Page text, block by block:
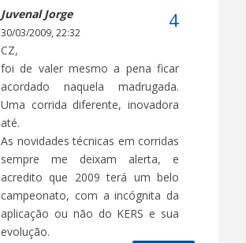
Juvenal Jorge
30/03/2009, 22:32
CZ,
foi de valer mesmo a pena ficar
acordado naquela madrugada.
Uma corrida diferente, inovadora
até.
As novidades técnicas em corridas
sempre me deixam alerta, e
acredito que 2009 terá um belo
campeonato, com a incógnita da
aplicação ou não do KERS e sua
evolução.